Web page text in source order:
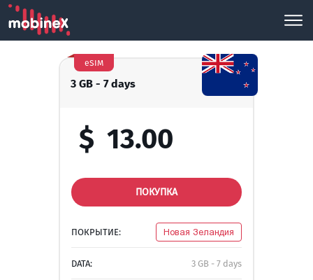
3 GB - 7 days
eSIM
$ 13.00
ПОКУПКА
ПОКРЫТИЕ: Новая Зеландия
DATA: 3 GB - 7 days